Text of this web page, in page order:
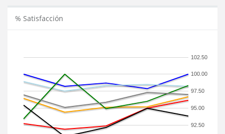
% Satisfacción
92.50
95.00
97.50
100.00
102.50